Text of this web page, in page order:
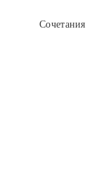
Сочетания